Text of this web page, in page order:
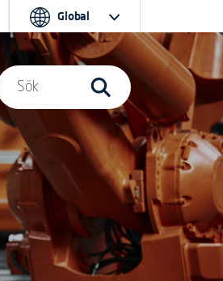
Global
Sök